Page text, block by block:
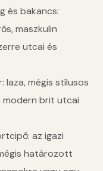
és bakancs:
maszkulin
utcai és
laza, mégis stílusos
modern brit utcai
az igazi
határozott